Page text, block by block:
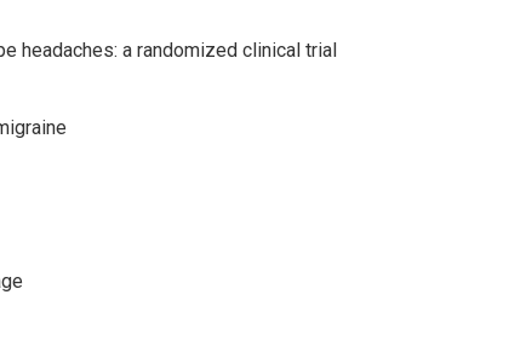
headaches: a randomized clinical trial